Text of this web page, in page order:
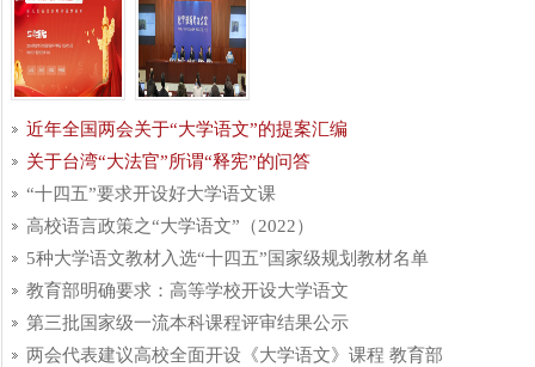
近年全国两会关于“大学语文”的提案汇编
关于台湾“大法官”所谓“释宪”的问答
“十四五”要求开设好大学语文课
高校语言政策之“大学语文”（2022）
5种大学语文教材入选“十四五”国家级规划教材名单
教育部明确要求：高等学校开设大学语文
第三批国家级一流本科课程评审结果公示
两会代表建议高校全面开设《大学语文》课程 教育部